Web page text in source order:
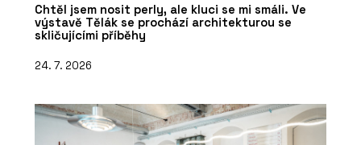
Chtěl jsem nosit perly, ale kluci se mi smáli. Ve
výstavě Tělák se prochází architekturou se
skličujícími příběhy
24. 7. 2026